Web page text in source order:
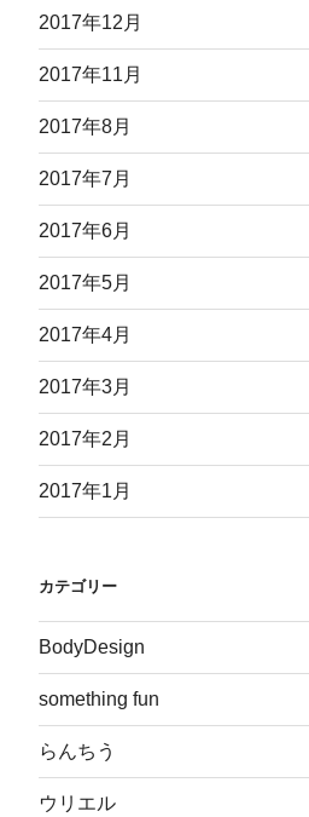
2017年12月
2017年11月
2017年8月
2017年7月
2017年6月
2017年5月
2017年4月
2017年3月
2017年2月
2017年1月
カテゴリー
BodyDesign
something fun
らんちう
ウリエル